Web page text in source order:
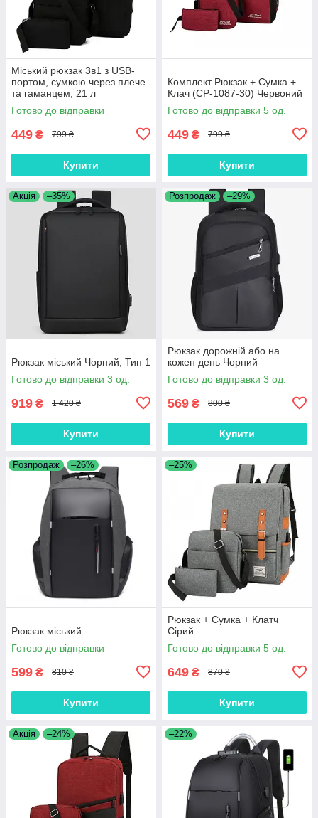
Міський рюкзак 3в1 з USB-
портом, сумкою через плече
та гаманцем, 21 л
Готово до відправки
449 ₴ 799 ₴
Купити
Комплект Рюкзак + Сумка +
Клач (СР-1087-30) Червоний
Готово до відправки 5 од.
449 ₴ 799 ₴
Купити
Акція –35%
Рюкзак міський Чорний, Тип 1
Готово до відправки 3 од.
919 ₴ 1 420 ₴
Купити
Розпродаж –29%
Рюкзак дорожній або на
кожен день Чорний
Готово до відправки 3 од.
569 ₴ 800 ₴
Купити
Розпродаж –26%
Рюкзак міський
Готово до відправки
599 ₴ 810 ₴
Купити
–25%
Рюкзак + Сумка + Клатч
Сірий
Готово до відправки 5 од.
649 ₴ 870 ₴
Купити
Акція –24% –22%